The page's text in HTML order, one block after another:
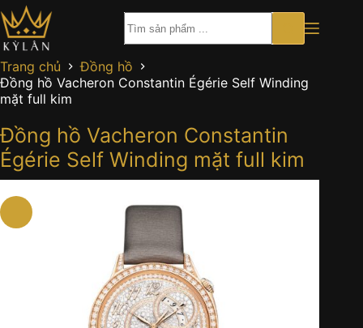
Chuyển
đến
phần
nội
dung
Trang chủ
Đồng hồ
Đồng hồ Vacheron Constantin Égérie Self Winding
mặt full kim
Đồng hồ Vacheron Constantin
Égérie Self Winding mặt full kim